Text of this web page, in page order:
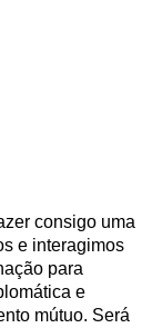
consigo uma
e interagimos
para
e
mútuo. Será